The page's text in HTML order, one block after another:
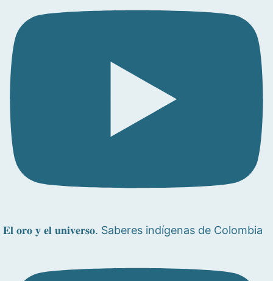
𝐄𝐥 𝐨𝐫𝐨 𝐲 𝐞𝐥 𝐮𝐧𝐢𝐯𝐞𝐫𝐬𝐨. Saberes indígenas de Colombia